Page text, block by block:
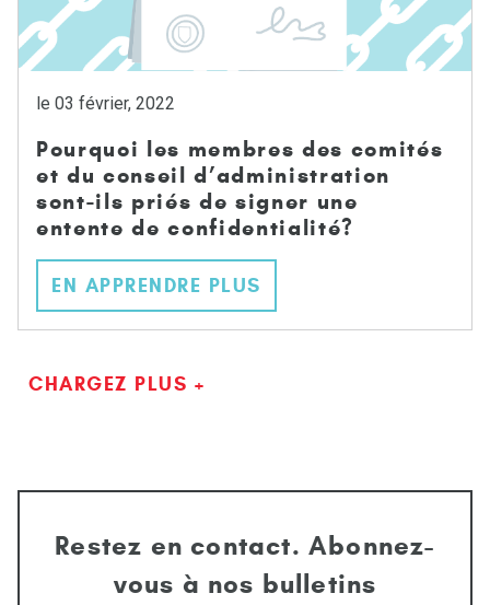
le 03 février, 2022
Pourquoi les membres des comités
et du conseil d’administration
sont-ils priés de signer une
entente de confidentialité?
EN APPRENDRE PLUS
CHARGEZ PLUS +
Restez en contact. Abonnez-
vous à nos bulletins